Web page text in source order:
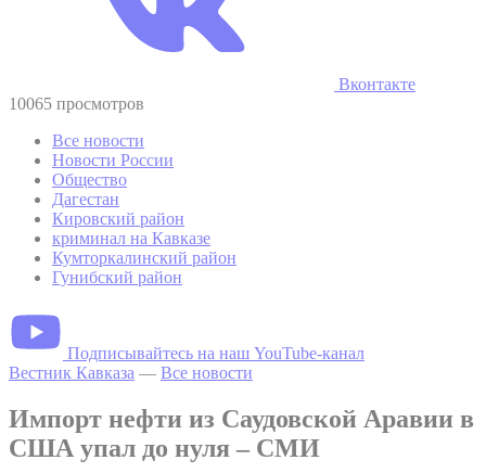
Вконтакте
10065 просмотров
Все новости
Новости России
Общество
Дагестан
Кировский район
криминал на Кавказе
Кумторкалинский район
Гунибский район
Подписывайтесь на наш YouTube-канал
Вестник Кавказа — Все новости
Импорт нефти из Саудовской Аравии в
США упал до нуля – СМИ